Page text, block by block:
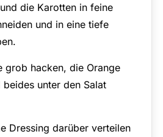
die Karotten in feine
und in eine tiefe
grob hacken, die Orange
unter den Salat
Dressing darüber verteilen